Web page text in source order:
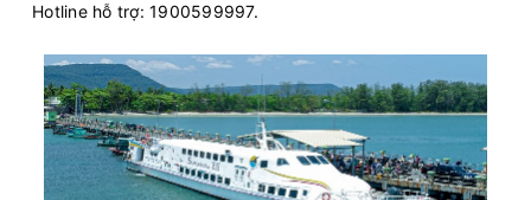
Hotline hỗ trợ: 1900599997.